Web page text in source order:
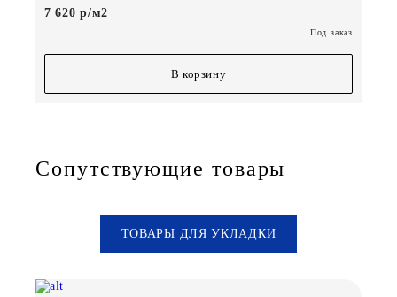
7 620 р/м2
Под заказ
В корзину
Сопутствующие товары
ТОВАРЫ ДЛЯ УКЛАДКИ